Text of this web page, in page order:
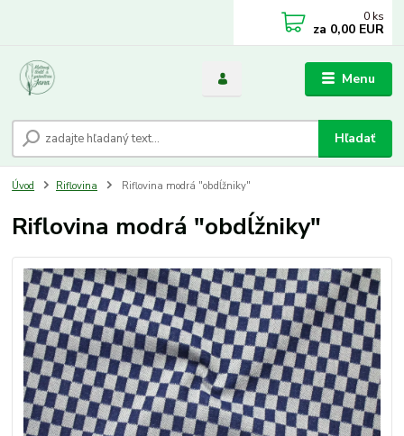
Menu
Hľadať
0 ks
za 0,00 EUR
Úvod Riflovina Riflovina modrá "obdĺžniky"
Riflovina modrá "obdĺžniky"